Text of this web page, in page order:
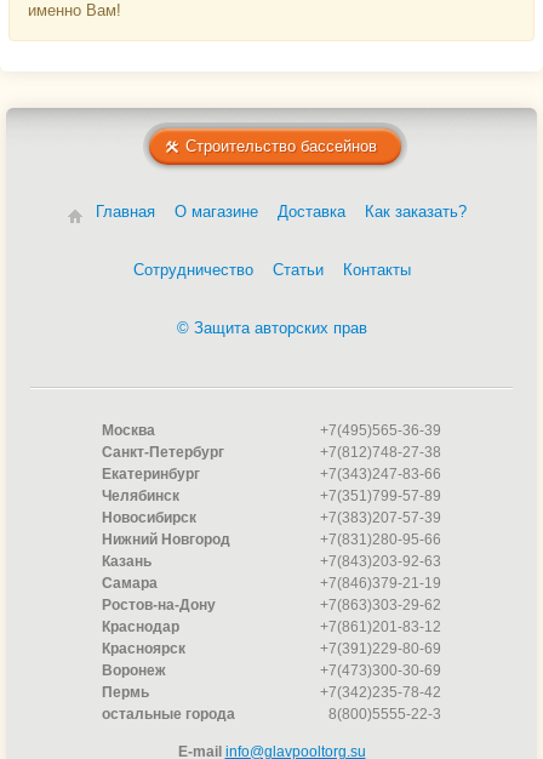
именно Вам!
Строительство бассейнов
Главная О магазине Доставка Как заказать?
Сотрудничество Статьи Контакты
© Защита авторских прав
Москва
+7(495)565-36-39
Санкт-Петербург
+7(812)748-27-38
Екатеринбург
+7(343)247-83-66
Челябинск
+7(351)799-57-89
Новосибирск
+7(383)207-57-39
Нижний Новгород
+7(831)280-95-66
Казань
+7(843)203-92-63
Самара
+7(846)379-21-19
Ростов-на-Дону
+7(863)303-29-62
Краснодар
+7(861)201-83-12
Красноярск
+7(391)229-80-69
Воронеж
+7(473)300-30-69
Пермь
+7(342)235-78-42
остальные города
8(800)5555-22-3
E-mail info@glavpooltorg.su